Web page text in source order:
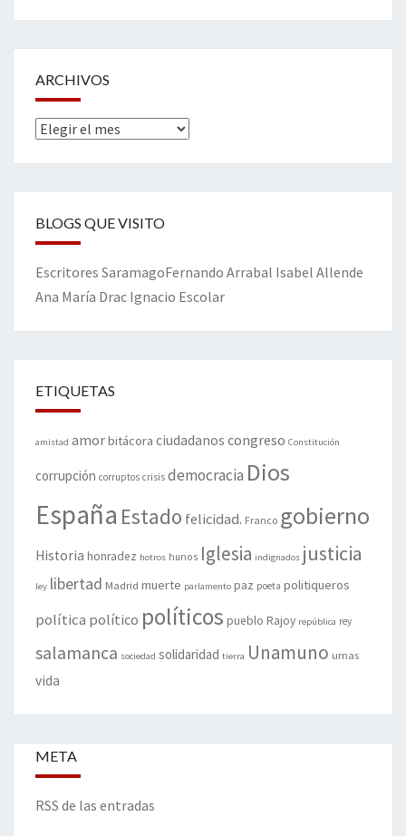
ARCHIVOS
Archivos
BLOGS QUE VISITO
Escritores SaramagoFernando Arrabal Isabel Allende
Ana María Drac Ignacio Escolar
ETIQUETAS
amistad amorbitácora ciudadanos congreso Constitución
corrupción corruptos crisis democracia Dios
España Estado felicidad. Franco gobierno
Historia honradez hotros hunos Iglesia indignados justicia
ley libertad Madrid muerte parlamento paz poeta politiqueros
política político políticos pueblo Rajoy república rey
salamanca sociedad solidaridad tierra Unamuno urnas
vida
META
RSS de las entradas